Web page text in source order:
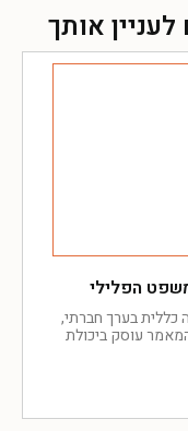
אותך
הפלילי
כללית בערך חברתי,
עוסק ביכולת